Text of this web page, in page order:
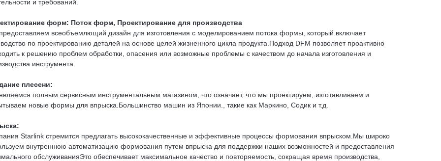
и требований.
форм: Поток форм, Проектирование для производства
всеобъемлющий дизайн для изготовления с моделированием потока формы, который включает
по проектированию деталей на основе целей жизненного цикла продукта.Подход DFM позволяет проактивно
к решению проблем обработки, опасения или возможные проблемы с качеством до начала изготовления и
инструмента.
плесени:
полным сервисным инструментальным магазином, что означает, что мы проектируем, изготавливаем и
новые формы для впрыска.Большинство машин из Японии., такие как Маркино, Содик и т.д.
Starlink стремится предлагать высококачественные и эффективные процессы формования впрыском.Мы широко
внутреннюю автоматизацию формования путем впрыска для поддержки наших возможностей и предоставления
обслуживанияЭто обеспечивает максимальное качество и повторяемость, сокращая время производства,